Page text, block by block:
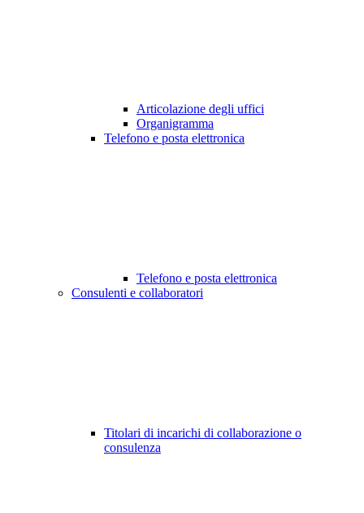
Articolazione degli uffici
Organigramma
Telefono e posta elettronica
Telefono e posta elettronica
Consulenti e collaboratori
Titolari di incarichi di collaborazione o
consulenza